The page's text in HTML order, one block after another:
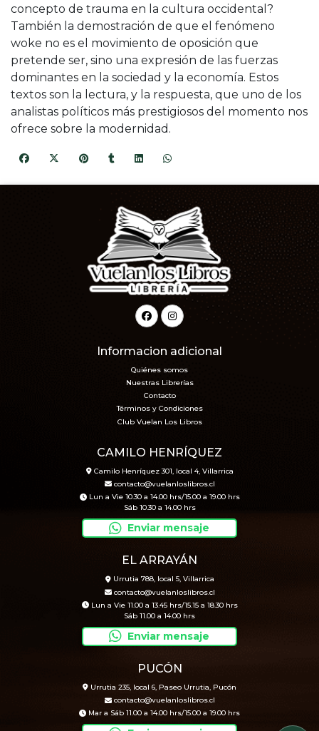
concepto de trauma en la cultura occidental?
También la demostración de que el fenómeno
woke no es el movimiento de oposición que
pretende ser, sino una expresión de las fuerzas
dominantes en la sociedad y la economía. Estos
textos son la lectura, y la respuesta, que uno de los
analistas políticos más prestigiosos del momento nos
ofrece sobre la modernidad.
Informacion adicional
Quiénes somos
Nuestras Librerías
Contacto
Términos y Condiciones
Club Vuelan Los Libros
CAMILO HENRÍQUEZ
Camilo Henríquez 301, local 4, Villarrica
contacto@vuelanloslibros.cl
Lun a Vie 10.30 a 14.00 hrs/15.00 a 19.00 hrs
Sáb 10.30 a 14.00 hrs
Enviar mensaje
EL ARRAYÁN
Urrutia 788, local 5, Villarrica
contacto@vuelanloslibros.cl
Lun a Vie 11.00 a 13.45 hrs/15.15 a 18.30 hrs
Sáb 11.00 a 14.00 hrs
Enviar mensaje
PUCÓN
Urrutia 235, local 6, Paseo Urrutia, Pucón
contacto@vuelanloslibros.cl
Mar a Sáb 11.00 a 14.00 hrs/15.00 a 19.00 hrs